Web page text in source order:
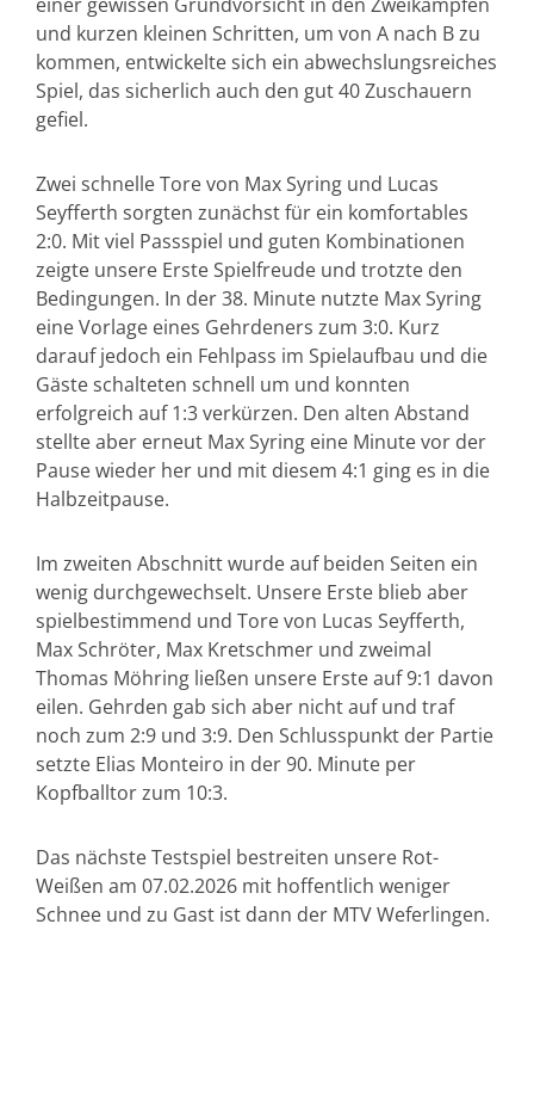
und kurzen kleinen Schritten, um von A nach B zu
kommen, entwickelte sich ein abwechslungsreiches
Spiel, das sicherlich auch den gut 40 Zuschauern
gefiel.
Zwei schnelle Tore von Max Syring und Lucas
Seyfferth sorgten zunächst für ein komfortables
2:0. Mit viel Passspiel und guten Kombinationen
zeigte unsere Erste Spielfreude und trotzte den
Bedingungen. In der 38. Minute nutzte Max Syring
eine Vorlage eines Gehrdeners zum 3:0. Kurz
darauf jedoch ein Fehlpass im Spielaufbau und die
Gäste schalteten schnell um und konnten
erfolgreich auf 1:3 verkürzen. Den alten Abstand
stellte aber erneut Max Syring eine Minute vor der
Pause wieder her und mit diesem 4:1 ging es in die
Halbzeitpause.
Im zweiten Abschnitt wurde auf beiden Seiten ein
wenig durchgewechselt. Unsere Erste blieb aber
spielbestimmend und Tore von Lucas Seyfferth,
Max Schröter, Max Kretschmer und zweimal
Thomas Möhring ließen unsere Erste auf 9:1 davon
eilen. Gehrden gab sich aber nicht auf und traf
noch zum 2:9 und 3:9. Den Schlusspunkt der Partie
setzte Elias Monteiro in der 90. Minute per
Kopfballtor zum 10:3.
Das nächste Testspiel bestreiten unsere Rot-
Weißen am 07.02.2026 mit hoffentlich weniger
Schnee und zu Gast ist dann der MTV Weferlingen.